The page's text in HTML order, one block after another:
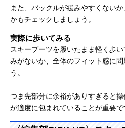
また、バックルが緩みやすくない
かもチェックしましょう。
実際に歩いてみる
スキーブーツを履いたまま軽く歩
みがないか、全体のフィット感に
う。
つま先部分に余裕がありすぎると
が適度に包まれていることが重要で